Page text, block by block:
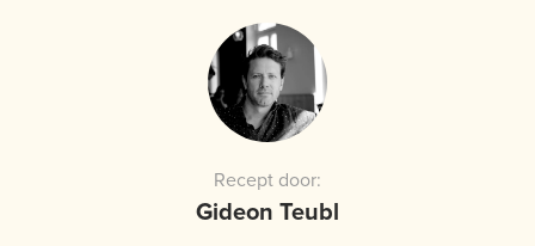
Recept door:
Gideon Teubl